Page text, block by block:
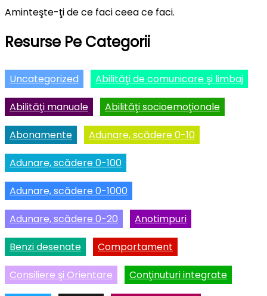
Aminteşte-ţi de ce faci ceea ce faci.
Resurse Pe Categorii
Uncategorized Abilităţi de comunicare şi limbaj
Abilităţi manuale Abilităţi socioemoţionale
Abonamente Adunare, scădere 0-10
Adunare, scădere 0-100
Adunare, scădere 0-1000
Adunare, scădere 0-20 Anotimpuri
Benzi desenate Comportament
Consiliere şi Orientare Conţinuturi integrate